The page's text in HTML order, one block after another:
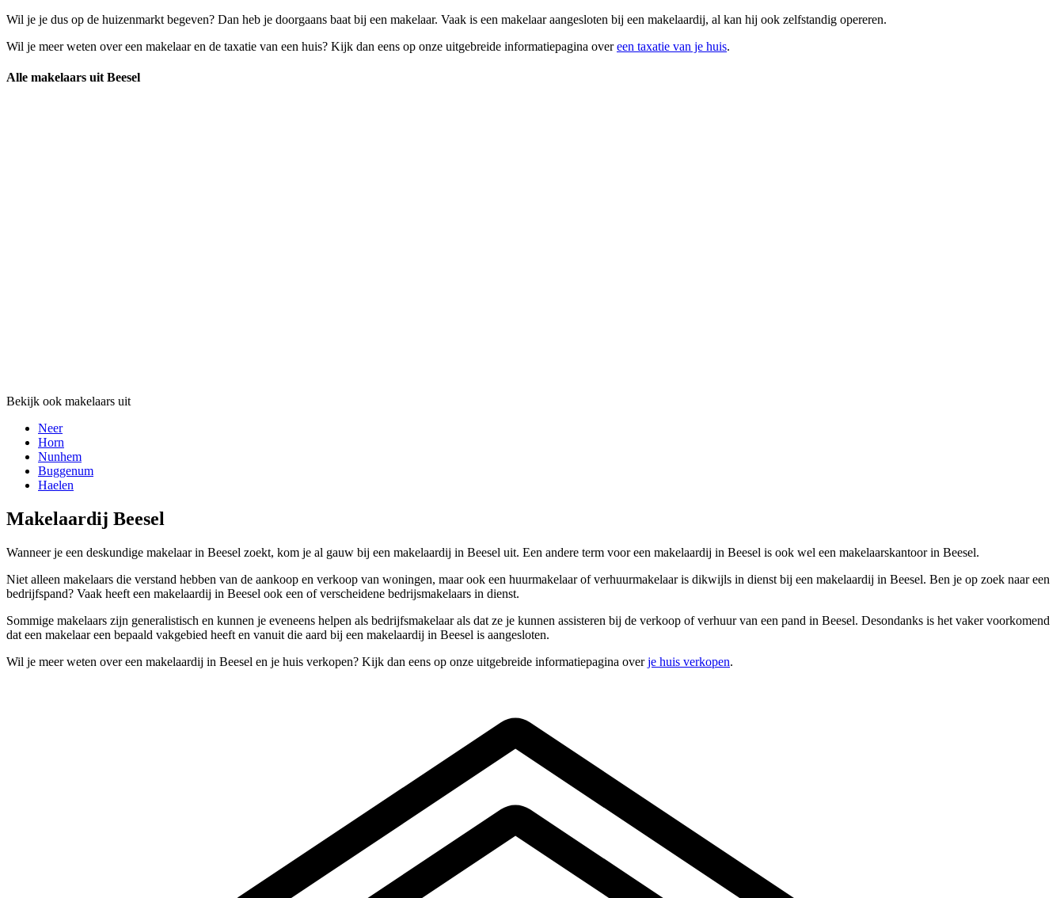
Wil je je dus op de huizenmarkt begeven? Dan heb je doorgaans baat bij een makelaar. Vaak is een makelaar aangesloten bij een makelaardij, al kan hij ook zelfstandig opereren.
Wil je meer weten over een makelaar en de taxatie van een huis? Kijk dan eens op onze uitgebreide informatiepagina overeen taxatie van je huis.
Alle makelaars uit Beesel
Bekijk ook makelaars uit
Neer
Horn
Nunhem
Buggenum
Haelen
Makelaardij Beesel
Wanneer je een deskundige makelaar in Beesel zoekt, kom je al gauw bij een makelaardij in Beesel uit. Een andere term voor een makelaardij in Beesel is ook wel een makelaarskantoor in Beesel.
Niet alleen makelaars die verstand hebben van de aankoop en verkoop van woningen, maar ook een huurmakelaar of verhuurmakelaar is dikwijls in dienst bij een makelaardij in Beesel. Ben je op zoek naar een
bedrijfspand? Vaak heeft een makelaardij in Beesel ook een of verscheidene bedrijsmakelaars in dienst.
Sommige makelaars zijn generalistisch en kunnen je eveneens helpen als bedrijfsmakelaar als dat ze je kunnen assisteren bij de verkoop of verhuur van een pand in Beesel. Desondanks is het vaker voorkomend
dat een makelaar een bepaald vakgebied heeft en vanuit die aard bij een makelaardij in Beesel is aangesloten.
Wil je meer weten over een makelaardij in Beesel en je huis verkopen? Kijk dan eens op onze uitgebreide informatiepagina overje huis verkopen.